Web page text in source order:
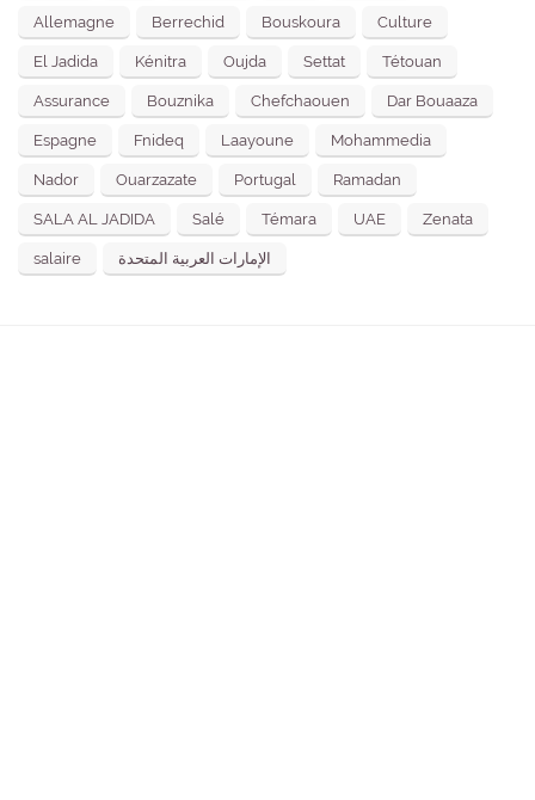
Allemagne Berrechid Bouskoura Culture
El Jadida Kénitra Oujda Settat Tétouan
Assurance Bouznika Chefchaouen Dar Bouaaza
Espagne Fnideq Laayoune Mohammedia
Nador Ouarzazate Portugal Ramadan
SALA AL JADIDA Salé Témara UAE Zenata
salaire الإمارات العربية المتحدة